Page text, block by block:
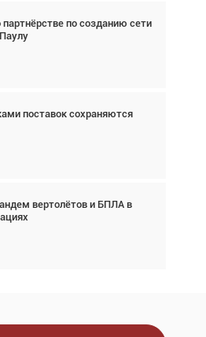
партнёрстве по созданию сети
поставок сохраняются
вертолётов и БПЛА в
Дэйв Кох: «Фотография
а ИИ всё портит»
глобальный трафик
подряд
актив. Подходите к
образом